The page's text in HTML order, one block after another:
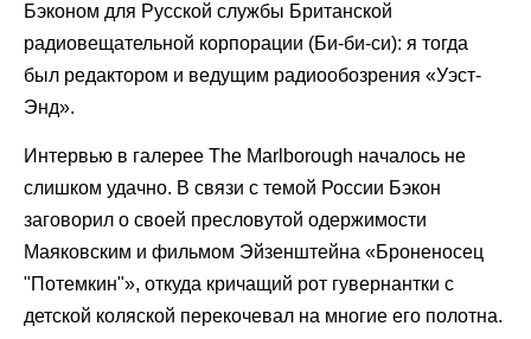
Бэконом для Русской службы Британской
радиовещательной корпорации (Би-би-си): я тогда
был редактором и ведущим радиообозрения «Уэст-
Энд».
Интервью в галерее The Marlborough началось не
слишком удачно. В связи с темой России Бэкон
заговорил о своей пресловутой одержимости
Маяковским и фильмом Эйзенштейна «Броненосец
"Потемкин"», откуда кричащий рот гувернантки с
детской коляской перекочевал на многие его полотна.